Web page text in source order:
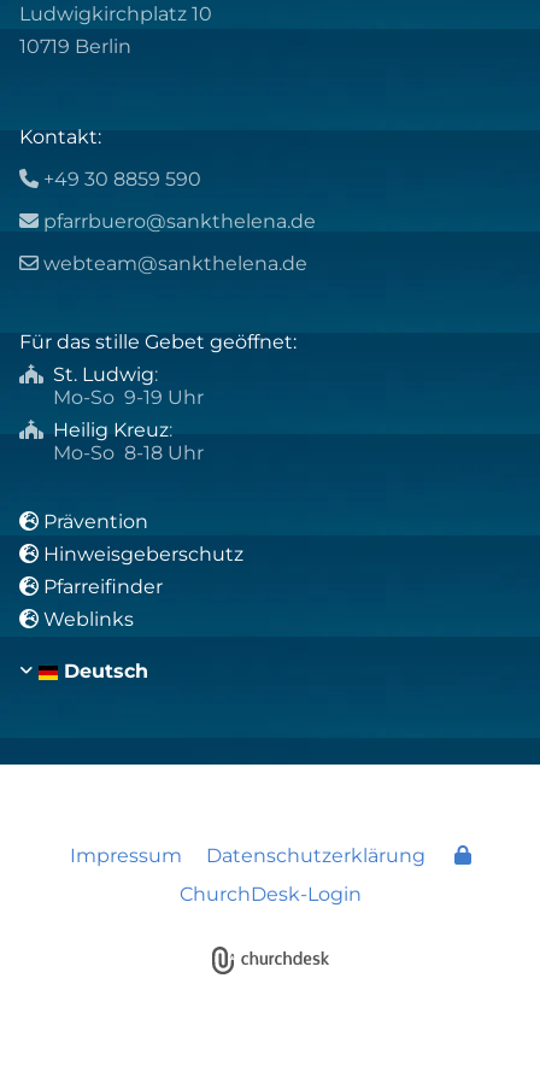
Ludwigkirchplatz 10
10719 Berlin
Kontakt:
 +49 30 8859 590
 pfarrbuero@sankthelena.de
 webteam@sankthelena.de
Für das stille Gebet geöffnet:
 St. Ludwig:
Mo-So 9-19 Uhr
 Heilig Kreuz:
Mo-So 8-18 Uhr
 Prävention
 Hinweisgeberschutz
 Pfarreifinder
 Weblinks
Deutsch
Impressum
Datenschutzerklärung
ChurchDesk-Login